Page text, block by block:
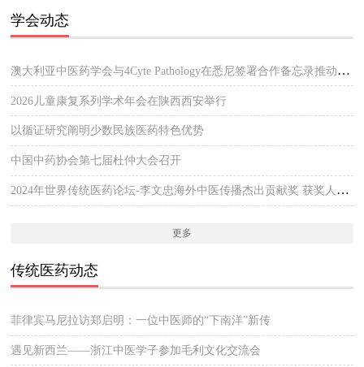
学会动态
澳大利亚中医药学会与4Cyte Pathology在悉尼签署合作备忘录推动中医临床与现代病理检测协作 开启澳大利亚中医专业发展新篇章
2026儿童康复系列学术年会在陕西西安举行
以循证研究阐明少数民族医药特色优势
中国中药协会第七届杜仲大会召开
2024年世界传统医药论坛-李文忠海外中医传播杰出贡献奖 获奖人员公示
更多
传统医药动态
菲律宾马尼拉访郑启明：一位中医师的“下南洋”新传
遇见新西兰——浙江中医学子参加毛利文化交流会